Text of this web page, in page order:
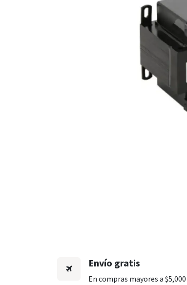
Envío gratis
En compras mayores a